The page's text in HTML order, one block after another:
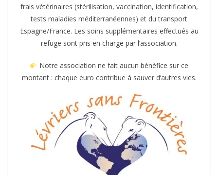
frais vétérinaires (stérilisation, vaccination, identification,
tests maladies méditerranéennes) et du transport
Espagne/France. Les soins supplémentaires effectués au
refuge sont pris en charge par l’association.
Notre association ne fait aucun bénéfice sur ce
montant : chaque euro contribue à sauver d’autres vies.